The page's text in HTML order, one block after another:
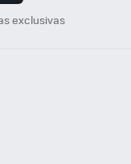
exclusivas